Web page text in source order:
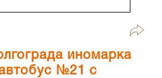
иномарка
№21 с